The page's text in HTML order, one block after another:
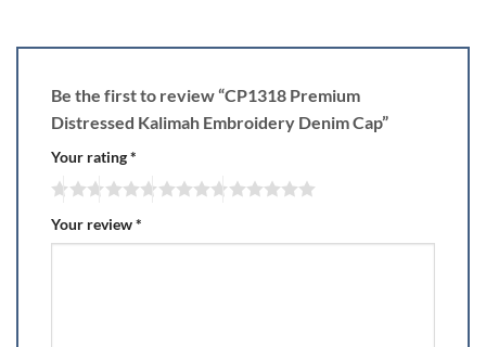
Be the first to review “CP1318 Premium
Distressed Kalimah Embroidery Denim Cap”
Your rating*
Your review*